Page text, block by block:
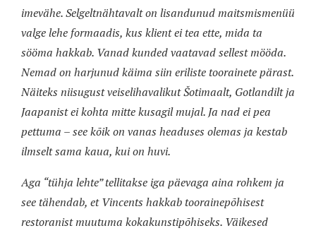
imevähe. Selgeltnähtavalt on lisandunud maitsmismenüü
valge lehe formaadis, kus klient ei tea ette, mida ta
sööma hakkab. Vanad kunded vaatavad sellest mööda.
Nemad on harjunud käima siin eriliste toorainete pärast.
Näiteks niisugust veiselihavalikut Šotimaalt, Gotlandilt ja
Jaapanist ei kohta mitte kusagil mujal. Ja nad ei pea
pettuma – see kõik on vanas headuses olemas ja kestab
ilmselt sama kaua, kui on huvi.
Aga “tühja lehte” tellitakse iga päevaga aina rohkem ja
see tähendab, et Vincents hakkab toorainepõhisest
restoranist muutuma kokakunstipõhiseks. Väikesed